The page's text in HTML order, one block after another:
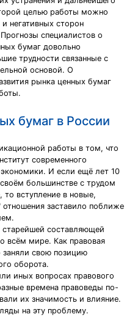
целью работы можно
негативных сторон
специалистов о
бумаг довольно
трудности связанные с
основой. О
рынка ценных бумаг
бумаг в России
работы в том, что
современного
И если ещё лет 10
большинстве с трудом
то вступление в новые,
отношения заставило поближе
старейшей составляющей
всём мире. Как правовая
заняли свою позицию
оборота.
иных вопросах правового
времена правоведы по-
их значимость и влияние.
на эту проблему.